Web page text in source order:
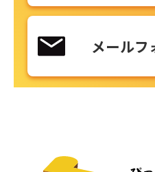
メールフ